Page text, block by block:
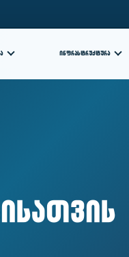
ᲘᲜᲤᲠᲐᲡᲢᲠᲣᲥᲢᲣᲠᲐ